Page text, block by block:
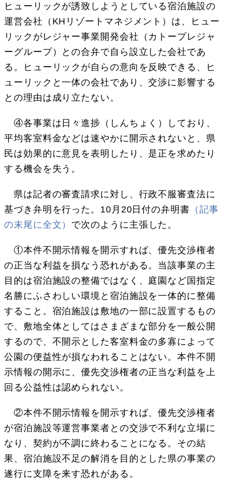
ヒューリックが誘致しようとしている宿泊施設の
運営会社（KHリゾートマネジメント）は、ヒュー
リックがレジャー事業開発会社（カトープレジャ
ーグループ）との合弁で自ら設立した会社であ
る。ヒューリックが自らの意向を反映できる、ヒ
ューリックと一体の会社であり、交渉に影響する
との理由は成り立たない。
④各事業は日々進捗（しんちょく）しており、
平均客室料金などは速やかに開示されないと、県
民は効果的に意見を表明したり、是正を求めたり
する機会を失う。
県は記者の審査請求に対し、行政不服審査法に
基づき弁明を行った。10月20日付の弁明書 （記事
の末尾に全文） で次のように主張した。
①本件不開示情報を開示すれば、優先交渉権者
の正当な利益を損なう恐れがある。当該事業の主
目的は宿泊施設の整備ではなく、庭園など国指定
名勝にふさわしい環境と宿泊施設を一体的に整備
すること。宿泊施設は敷地の一部に設置するもの
で、敷地全体としてはさまざまな部分を一般公開
するので、不開示とした客室料金の多寡によって
公園の便益性が損なわれることはない。本件不開
示情報の開示に、優先交渉権者の正当な利益を上
回る公益性は認められない。
②本件不開示情報を開示すれば、優先交渉権者
が宿泊施設等運営事業者との交渉で不利な立場に
なり、契約が不調に終わることになる。その結
果、宿泊施設不足の解消を目的とした県の事業の
遂行に支障を来す恐れがある。